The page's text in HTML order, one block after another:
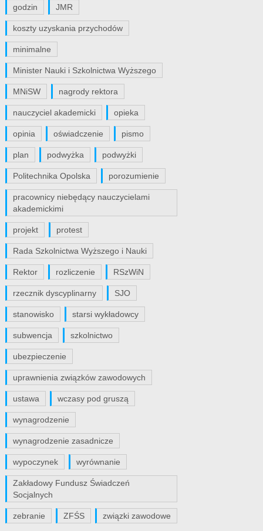
godzin JMR
koszty uzyskania przychodów
minimalne
Minister Nauki i Szkolnictwa Wyższego
MNiSW nagrody rektora
nauczyciel akademicki opieka
opinia oświadczenie pismo
plan podwyżka podwyżki
Politechnika Opolska porozumienie
pracownicy niebędący nauczycielami
akademickimi
projekt protest
Rada Szkolnictwa Wyższego i Nauki
Rektor rozliczenie RSzWiN
rzecznik dyscyplinarny SJO
stanowisko starsi wykładowcy
subwencja szkolnictwo
ubezpieczenie
uprawnienia związków zawodowych
ustawa wczasy pod gruszą
wynagrodzenie
wynagrodzenie zasadnicze
wypoczynek wyrównanie
Zakładowy Fundusz Świadczeń
Socjalnych
zebranie ZFŚS związki zawodowe